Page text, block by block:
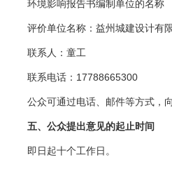
环境影响报告书编制单位的名称
评价单位名称：益州城建设计有
联系人：童工
联系电话：17788665300
公众可通过电话、邮件等方式，
五、公众提出意见的起止时间
即日起十个工作日。